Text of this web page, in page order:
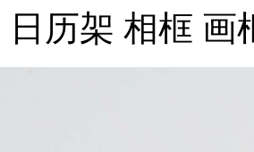
日历架 相框 画